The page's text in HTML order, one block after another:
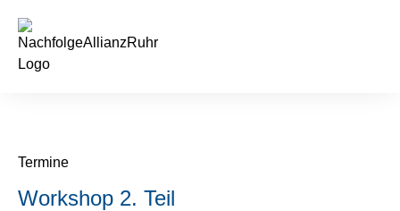
Termine
Workshop 2. Teil